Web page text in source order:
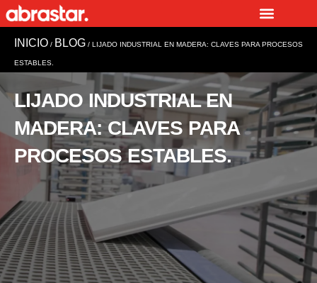
al
contenido
INICIO / BLOG / LIJADO INDUSTRIAL EN MADERA: CLAVES PARA PROCESOS
ESTABLES.
LIJADO INDUSTRIAL EN
MADERA: CLAVES PARA
PROCESOS ESTABLES.